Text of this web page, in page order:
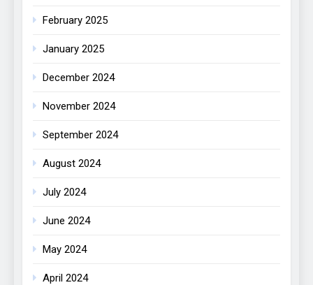
February 2025
January 2025
December 2024
November 2024
September 2024
August 2024
July 2024
June 2024
May 2024
April 2024